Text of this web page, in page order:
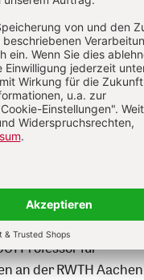
registrieren
ein Konto?
Professor für
an der RWTH